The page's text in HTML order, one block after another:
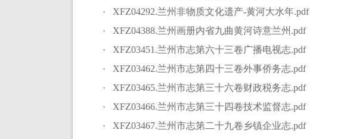
· XFZ04292.兰州非物质文化遗产-黄河大水年.pdf
· XFZ04388.兰州画册内省九曲黄河诗意兰州.pdf
· XFZ03451.兰州市志第六十三卷广播电视志.pdf
· XFZ03462.兰州市志第四十三卷外事侨务志.pdf
· XFZ03465.兰州市志第三十六卷财政税务志.pdf
· XFZ03466.兰州市志第三十四卷技术监督志.pdf
· XFZ03467.兰州市志第二十九卷乡镇企业志.pdf